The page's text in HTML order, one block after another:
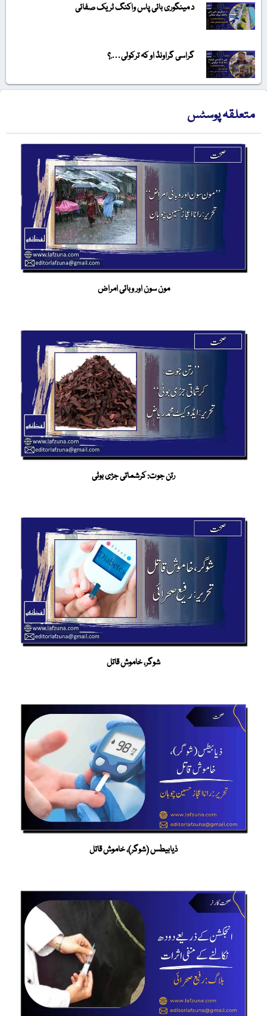
د مینگوری بائی پاس واکنگ ٹریک صفائی
گراسی گراونڈ او کہ ترکولی….؟
متعلقہ پوسٹس
مون سون اور وبائی امراض
رتن جوت: کرشماتی جڑی بوٹی
شوگر، خاموش قاتل
ذیابیطس (شوگر)، خاموش قاتل